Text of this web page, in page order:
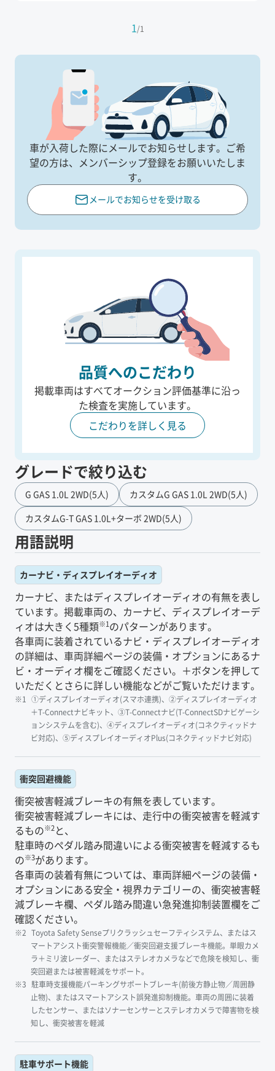
1/1
車が入荷した際にメールでお知らせします。 ご希
望の方は、メンバーシップ登録をお願いいたしま
す。
メールでお知らせを受け取る
品質へのこだわり
掲載車両はすべてオークション評価基準に沿っ
た検査を実施しています。
こだわりを詳しく見る
グレードで絞り込む
G GAS 1.0L 2WD(5人)
カスタムG GAS 1.0L 2WD(5人)
カスタムG-T GAS 1.0L+ターボ 2WD(5人)
用語説明
カーナビ・ディスプレイオーディオ
カーナビ、またはディスプレイオーディオの有無を表し
ています。掲載車両の、カーナビ、ディスプレイオーデ
ィオは大きく5種類※1のパターンがあります。
各車両に装着されているナビ・ディスプレイオーディオ
の詳細は、車両詳細ページの装備・オプションにあるナ
ビ・オーディオ欄をご確認ください。＋ボタンを押して
いただくとさらに詳しい機能などがご覧いただけます。
①ディスプレイオーディオ(スマホ連携)、②ディスプレイオーディオ
＋T-Connectナビキット、③T-Connectナビ(T-ConnectSDナビゲーシ
ョンシステムを含む)、④ディスプレイオーディオ(コネクティッドナ
ビ対応)、⑤ディスプレイオーディオPlus(コネクティッドナビ対応)
衝突回避機能
衝突被害軽減ブレーキの有無を表しています。
衝突被害軽減ブレーキには、走行中の衝突被害を軽減す
るもの※2と、
駐車時のペダル踏み間違いによる衝突被害を軽減するも
の※3があります。
各車両の装着有無については、車両詳細ページの装備・
オプションにある安全・視界カテゴリーの、衝突被害軽
減ブレーキ欄、ペダル踏み間違い急発進抑制装置欄をご
確認ください。
Toyota Safety Senseプリクラッシュセーフティシステム、またはス
マートアシスト衝突警報機能／衝突回避支援ブレーキ機能。単眼カメ
ラ＋ミリ波レーダー、またはステレオカメラなどで危険を検知し、衝
突回避または被害軽減をサポート。
駐車時支援機能パーキングサポートブレーキ(前後方静止物／周囲静
止物)、またはスマートアシスト誤発進抑制機能。車両の周囲に装着
したセンサー、またはソナーセンサーとステレオカメラで障害物を検
知し、衝突被害を軽減
駐車サポート機能